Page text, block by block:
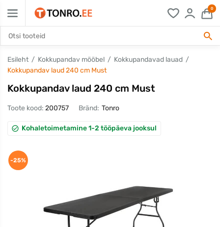
0
Esileht Kokkupandav mööbel
Kokkupandavad lauad
Kokkupandav laud 240 cm Must
Kokkupandav laud 240 cm Must
Toote kood: 200757 Bränd: Tonro
Kohaletoimetamine 1-2 tööpäeva jooksul
-25%